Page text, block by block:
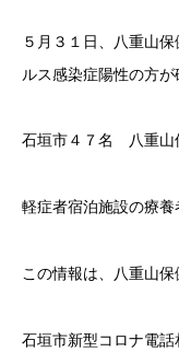
５月３１日、八重山
ルス感染症陽性の方が
石垣市４７名 八重山
軽症者宿泊施設の療
この情報は、八重山
石垣市新型コロナ電話